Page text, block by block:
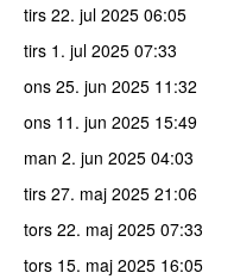
tirs 22. jul 2025 06:05
tirs 1. jul 2025 07:33
ons 25. jun 2025 11:32
ons 11. jun 2025 15:49
man 2. jun 2025 04:03
tirs 27. maj 2025 21:06
tors 22. maj 2025 07:33
tors 15. maj 2025 16:05